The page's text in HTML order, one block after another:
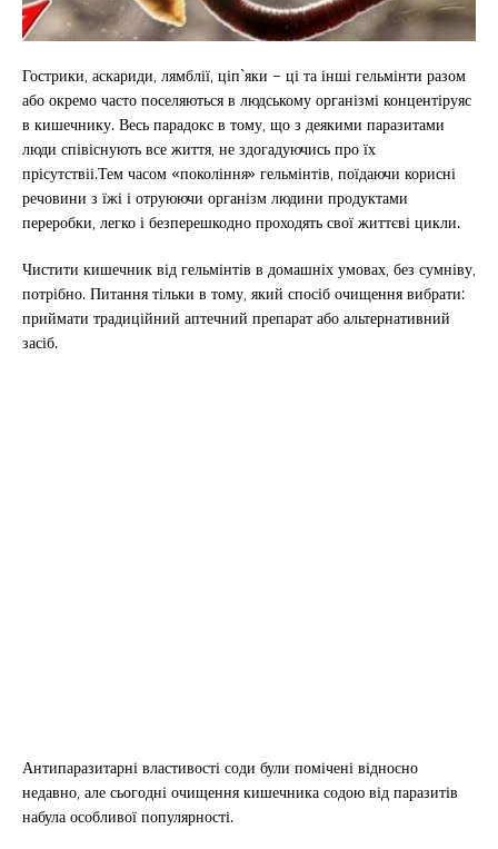
Гострики, аскариди, лямблії, ціп`яки – ці та інші гельмінти разом
або окремо часто поселяються в людському організмі концентіруяс
в кишечнику. Весь парадокс в тому, що з деякими паразитами
люди співіснують все життя, не здогадуючись про їх
прісутствіі.Тем часом «покоління» гельмінтів, поїдаючи корисні
речовини з їжі і отруюючи організм людини продуктами
переробки, легко і безперешкодно проходять свої життєві цикли.
Чистити кишечник від гельмінтів в домашніх умовах, без сумніву,
потрібно. Питання тільки в тому, який спосіб очищення вибрати:
приймати традиційний аптечний препарат або альтернативний
засіб.
Антипаразитарні властивості соди були помічені відносно
недавно, але сьогодні очищення кишечника содою від паразитів
набула особливої популярності.